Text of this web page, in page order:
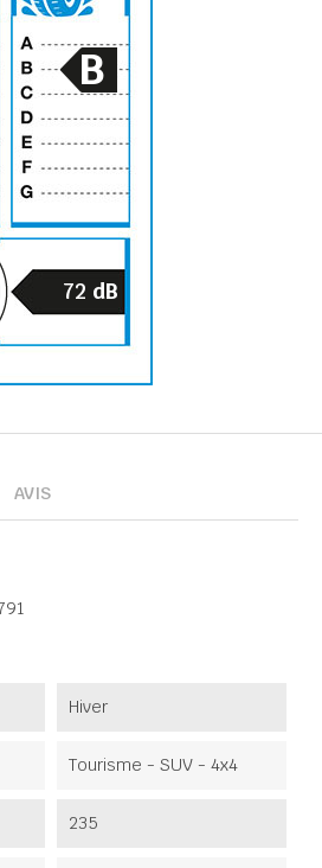
B
72 dB
AVIS
Hiver
Tourisme - SUV - 4x4
235